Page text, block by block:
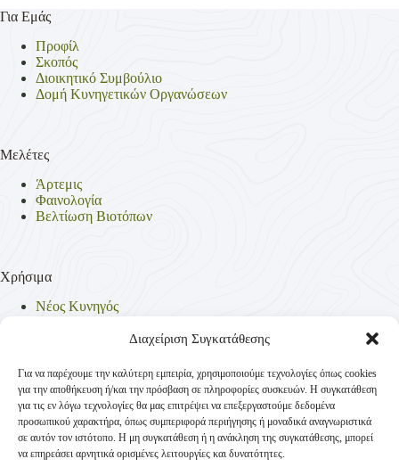
Διαχείριση Συγκατάθεσης
Για να παρέχουμε την καλύτερη εμπειρία, χρησιμοποιούμε τεχνολογίες όπως cookies
για την αποθήκευση ή/και την πρόσβαση σε πληροφορίες συσκευών. Η συγκατάθεση
για τις εν λόγω τεχνολογίες θα μας επιτρέψει να επεξεργαστούμε δεδομένα
προσωπικού χαρακτήρα, όπως συμπεριφορά περιήγησης ή μοναδικά αναγνωριστικά
σε αυτόν τον ιστότοπο. Η μη συγκατάθεση ή η ανάκληση της συγκατάθεσης, μπορεί
να επηρεάσει αρνητικά ορισμένες λειτουργίες και δυνατότητες.
Για Εμάς
Προφίλ
Σκοπός
Διοικητικό Συμβούλιο
Δομή Κυνηγετικών Οργανώσεων
Μελέτες
Άρτεμις
Φαινολογία
Βελτίωση Βιοτόπων
Χρήσιμα
Νέος Κυνηγός
Νομοθεσία
Πολιτική Απορρήτου
Πολιτική Cookies (ΕΕ)
Επικοινωνία